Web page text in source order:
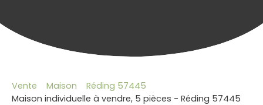
Vente Maison
Réding 57445
Maison individuelle à vendre, 5 pièces - Réding 57445